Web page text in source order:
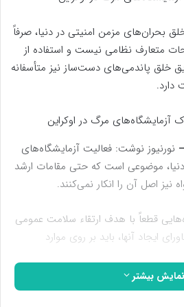
بحران‌های مزمن امنیتی در دنیا، صرفاً
متعارف نظامی نیست و استفاده از
خلق پاندمی‌های دست‌ساز نیز متأسفانه
دارد.
نورنیوز نوشت: فعالیت آزمایشگاه‌های
دنیا، موضوعی است که حتی مقامات ارشد
اصل آن را انکار نمی‌کنند.
قطعاً با هدف ارتقاء سلامت عمومی
ایجاد آنها، باید بر روی موارد
سازمان ملل متحد با هدف بررسی
نمایش بیشتر